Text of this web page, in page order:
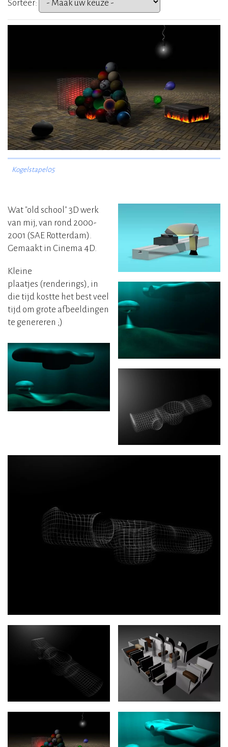
Sorteer:
Kogelstapel05
Wat "old school" 3D werk
van mij, van rond 2000-
2001 (SAE Rotterdam).
Gemaakt in Cinema 4D.
Kleine
plaatjes (renderings), in
die tijd kostte het best veel
tijd om grote afbeeldingen
te genereren ;)